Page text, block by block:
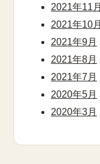
2021年11月
2021年10月
2021年9月
2021年8月
2021年7月
2020年5月
2020年3月